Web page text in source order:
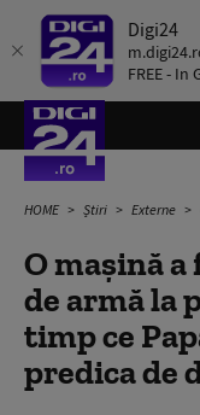
Digi24
FREE - In
HOME Știri Externe
O mașină
de armă la
timp ce
predica de